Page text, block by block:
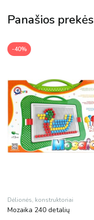
Panašios prekės
-40%
Dėlionės, konstruktoriai
Mozaika 240 detalių